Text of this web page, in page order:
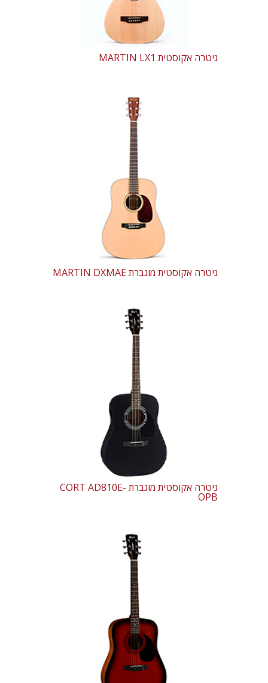
גיטרה אקוסטית MARTIN LX1
גיטרה אקוסטית מוגברת MARTIN DXMAE
גיטרה אקוסטית מוגברת CORT AD810E-
OPB